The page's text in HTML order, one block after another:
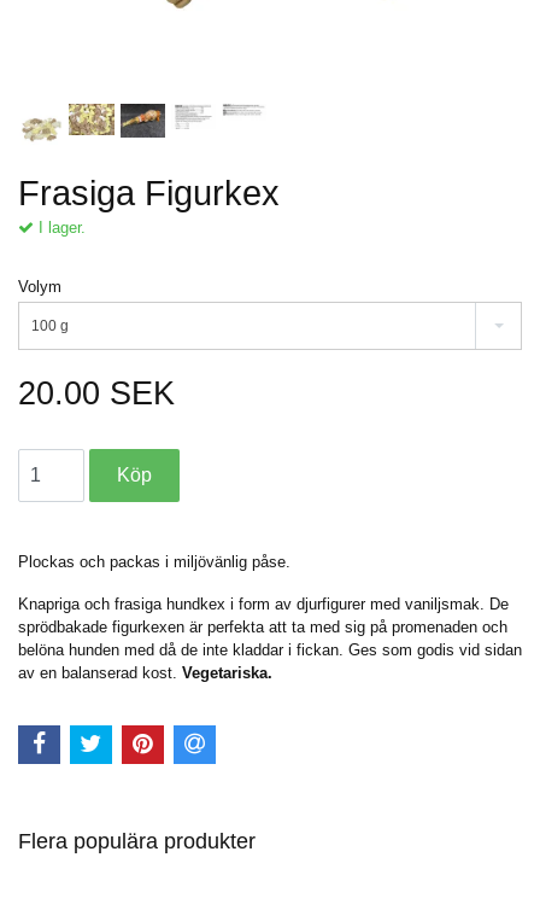
Frasiga Figurkex
I lager.
Volym
100 g
20.00 SEK
Plockas och packas i miljövänlig påse.
Knapriga och frasiga hundkex i form av djurfigurer med vaniljsmak. De
sprödbakade figurkexen är perfekta att ta med sig på promenaden och
belöna hunden med då de inte kladdar i fickan. Ges som godis vid sidan
av en balanserad kost. Vegetariska.
Flera populära produkter